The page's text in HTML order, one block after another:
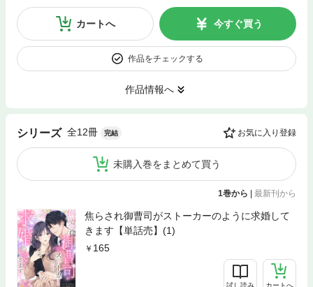
カートへ 今すぐ買う
作品をチェックする
作品情報へ
シリーズ 全12冊 完結 お気に入り登録
未購入巻をまとめて買う
1巻から | 最新刊から
焦らされ御曹司がストーカーのように求婚して
きます【単話売】(1)
165
試し読み カートへ